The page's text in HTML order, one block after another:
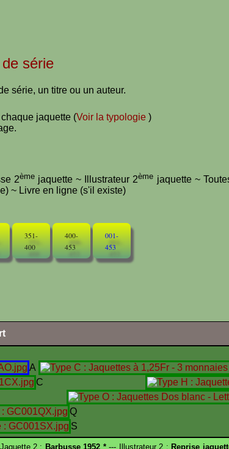
série
série, un titre ou un auteur.
jaquette (Voir la typologie )
2èmejaquette ~ Illustrateur 2ème jaquette ~
~ Livre en ligne (s'il existe)
351-
400
400-
453
001-
453
A
C
Q
S
2 : Barbusse 1952 *--- Illustrateur 2 : Reprise